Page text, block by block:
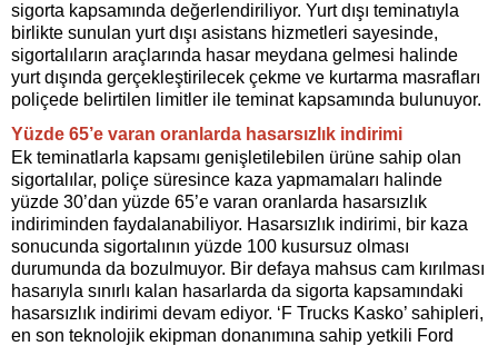
sigorta kapsamında değerlendiriliyor. Yurt dışı teminatıyla
birlikte sunulan yurt dışı asistans hizmetleri sayesinde,
sigortalıların araçlarında hasar meydana gelmesi halinde
yurt dışında gerçekleştirilecek çekme ve kurtarma masrafları
poliçede belirtilen limitler ile teminat kapsamında bulunuyor.
Yüzde 65’e varan oranlarda hasarsızlık indirimi
Ek teminatlarla kapsamı genişletilebilen ürüne sahip olan
sigortalılar, poliçe süresince kaza yapmamaları halinde
yüzde 30’dan yüzde 65’e varan oranlarda hasarsızlık
indiriminden faydalanabiliyor. Hasarsızlık indirimi, bir kaza
sonucunda sigortalının yüzde 100 kusursuz olması
durumunda da bozulmuyor. Bir defaya mahsus cam kırılması
hasarıyla sınırlı kalan hasarlarda da sigorta kapsamındaki
hasarsızlık indirimi devam ediyor. ‘F Trucks Kasko’ sahipleri,
en son teknolojik ekipman donanımına sahip yetkili Ford